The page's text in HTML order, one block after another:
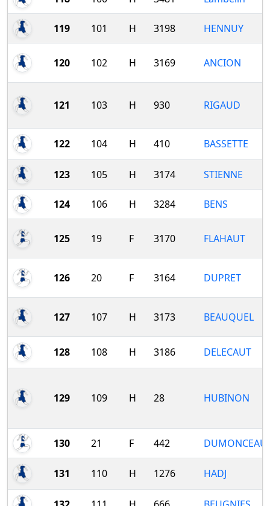
119 101 H 3198 HENNUY
120 102 H 3169 ANCION
121 103 H 930 RIGAUD
122 104 H 410 BASSETTE
123 105 H 3174 STIENNE
124 106 H 3284 BENS
125 19 F 3170 FLAHAUT
126 20 F 3164 DUPRET
127 107 H 3173 BEAUQUEL
128 108 H 3186 DELECAUT
129 109 H 28 HUBINON
130 21 F 442 DUMONCEAU
131 110 H 1276 HADJ